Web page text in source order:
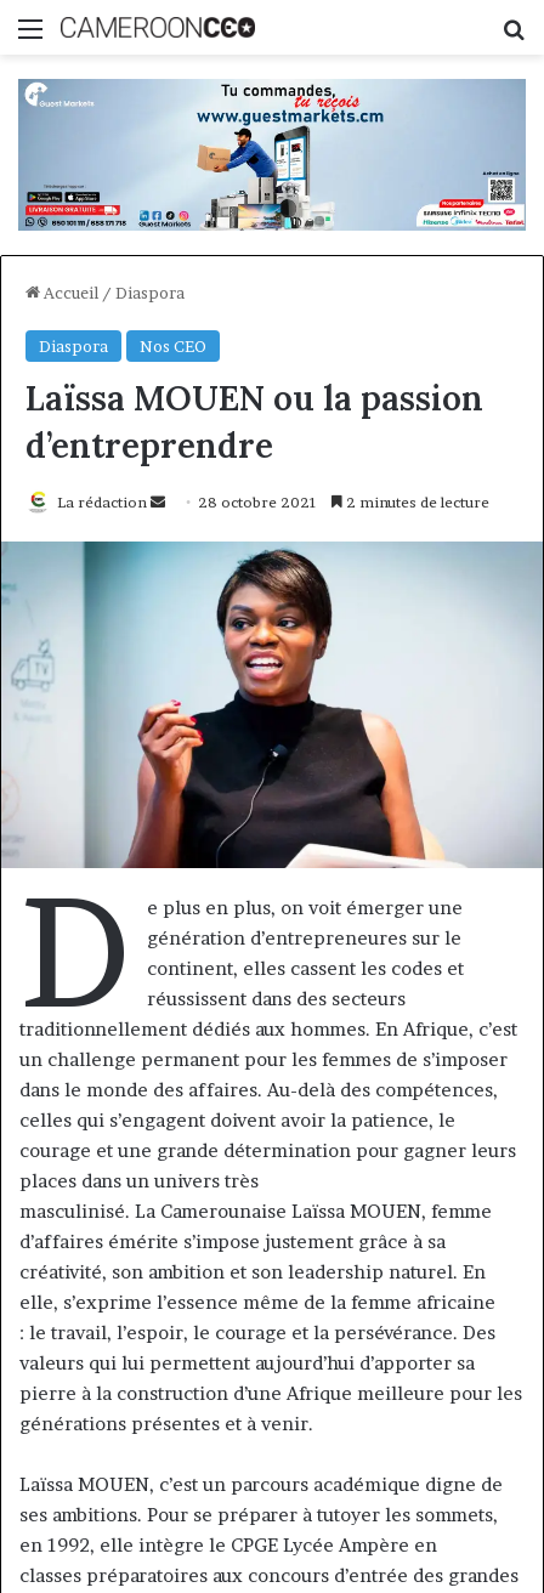
Menu
Accueil / Diaspora
Diaspora Nos CEO
Laïssa MOUEN ou la passion
d’entreprendre
La rédaction
Envoyer28 octobre 2021 2 minutes de lecture
D
e plus en plus, on voit émerger une
génération d’entrepreneures sur le
continent, elles cassent les codes et
réussissent dans des secteurs
traditionnellement dédiés aux hommes. En Afrique, c’est
un challenge permanent pour les femmes de s’imposer
dans le monde des affaires. Au-delà des compétences,
celles qui s’engagent doivent avoir la patience, le
courage et une grande détermination pour gagner leurs
places dans un univers très
masculinisé. La Camerounaise Laïssa MOUEN, femme
d’affaires émérite s’impose justement grâce à sa
créativité, son ambition et son leadership naturel. En
elle, s’exprime l’essence même de la femme africaine
: le travail, l’espoir, le courage et la persévérance. Des
valeurs qui lui permettent aujourd’hui d’apporter sa
pierre à la construction d’une Afrique meilleure pour les
générations présentes et à venir.
Laïssa MOUEN, c’est un parcours académique digne de
ses ambitions. Pour se préparer à tutoyer les sommets,
en 1992, elle intègre le CPGE Lycée Ampère en
classes préparatoires aux concours d’entrée des grandes